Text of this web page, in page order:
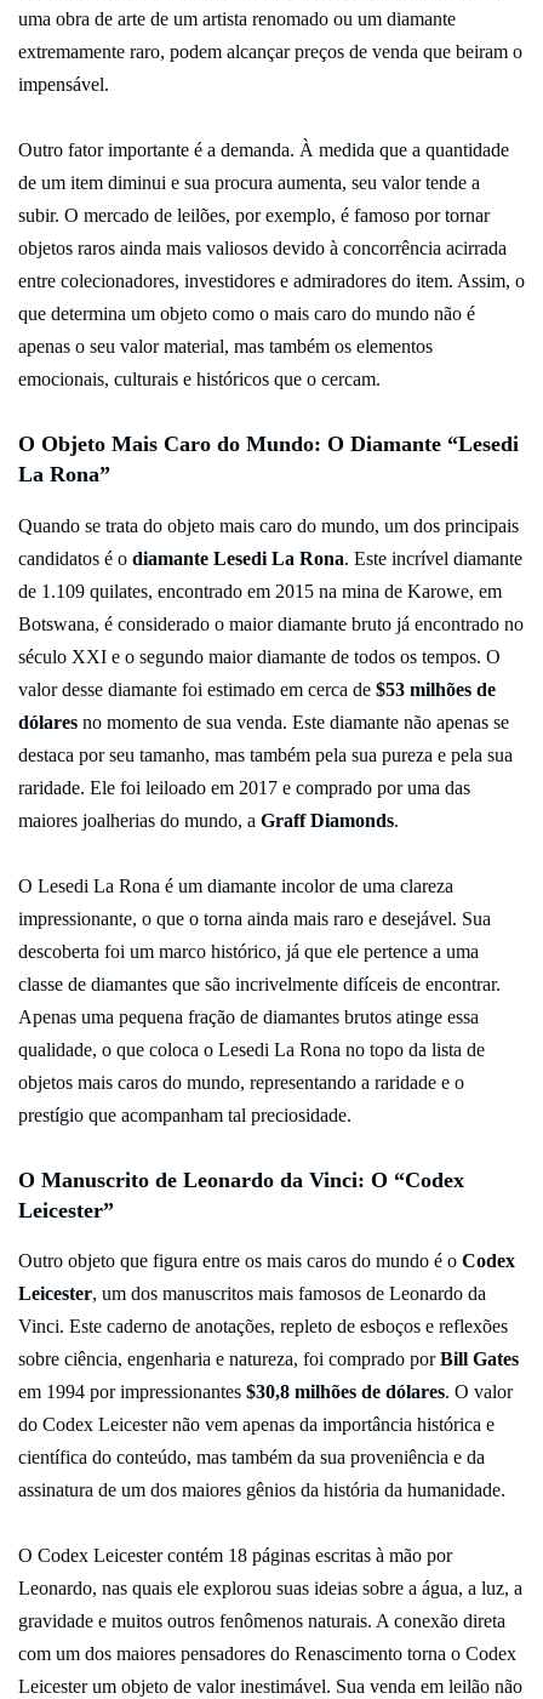
uma obra de arte de um artista renomado ou um diamante
extremamente raro, podem alcançar preços de venda que beiram o
impensável.
Outro fator importante é a demanda. À medida que a quantidade
de um item diminui e sua procura aumenta, seu valor tende a
subir. O mercado de leilões, por exemplo, é famoso por tornar
objetos raros ainda mais valiosos devido à concorrência acirrada
entre colecionadores, investidores e admiradores do item. Assim, o
que determina um objeto como o mais caro do mundo não é
apenas o seu valor material, mas também os elementos
emocionais, culturais e históricos que o cercam.
O Objeto Mais Caro do Mundo: O Diamante “Lesedi
La Rona”
Quando se trata do objeto mais caro do mundo, um dos principais
candidatos é o diamante Lesedi La Rona. Este incrível diamante
de 1.109 quilates, encontrado em 2015 na mina de Karowe, em
Botswana, é considerado o maior diamante bruto já encontrado no
século XXI e o segundo maior diamante de todos os tempos. O
valor desse diamante foi estimado em cerca de $53 milhões de
dólares no momento de sua venda. Este diamante não apenas se
destaca por seu tamanho, mas também pela sua pureza e pela sua
raridade. Ele foi leiloado em 2017 e comprado por uma das
maiores joalherias do mundo, a Graff Diamonds.
O Lesedi La Rona é um diamante incolor de uma clareza
impressionante, o que o torna ainda mais raro e desejável. Sua
descoberta foi um marco histórico, já que ele pertence a uma
classe de diamantes que são incrivelmente difíceis de encontrar.
Apenas uma pequena fração de diamantes brutos atinge essa
qualidade, o que coloca o Lesedi La Rona no topo da lista de
objetos mais caros do mundo, representando a raridade e o
prestígio que acompanham tal preciosidade.
O Manuscrito de Leonardo da Vinci: O “Codex
Leicester”
Outro objeto que figura entre os mais caros do mundo é o Codex
Leicester, um dos manuscritos mais famosos de Leonardo da
Vinci. Este caderno de anotações, repleto de esboços e reflexões
sobre ciência, engenharia e natureza, foi comprado porBill Gates
em 1994 por impressionantes $30,8 milhões de dólares. O valor
do Codex Leicester não vem apenas da importância histórica e
científica do conteúdo, mas também da sua proveniência e da
assinatura de um dos maiores gênios da história da humanidade.
O Codex Leicester contém 18 páginas escritas à mão por
Leonardo, nas quais ele explorou suas ideias sobre a água, a luz, a
gravidade e muitos outros fenômenos naturais. A conexão direta
com um dos maiores pensadores do Renascimento torna o Codex
Leicester um objeto de valor inestimável. Sua venda em leilão não